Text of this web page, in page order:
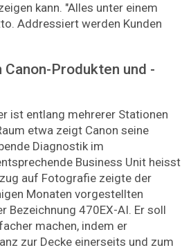
kann. "Alles unter einem
Addressiert werden Kunden
Produkten und -
ist entlang mehrerer Stationen
etwa zeigt Canon seine
Diagnostik im
Business Unit heisst
auf Fotografie zeigte der
Monaten vorgestellten
Bezeichnung 470EX-AI. Er soll
machen, indem er
zur Decke einerseits und zum